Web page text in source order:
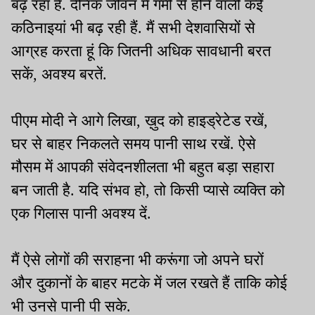
बढ़ रहा है. दैनिक जीवन में गर्मी से होने वाली कई
कठिनाइयां भी बढ़ रही हैं. मैं सभी देशवासियों से
आग्रह करता हूं कि जितनी अधिक सावधानी बरत
सकें, अवश्य बरतें.
पीएम मोदी ने आगे लिखा, ख़ुद को हाइड्रेटेड रखें,
घर से बाहर निकलते समय पानी साथ रखें. ऐसे
मौसम में आपकी संवेदनशीलता भी बहुत बड़ा सहारा
बन जाती है. यदि संभव हो, तो किसी प्यासे व्यक्ति को
एक गिलास पानी अवश्य दें.
मैं ऐसे लोगों की सराहना भी करूंगा जो अपने घरों
और दुकानों के बाहर मटके में जल रखते हैं ताकि कोई
भी उनसे पानी पी सके.